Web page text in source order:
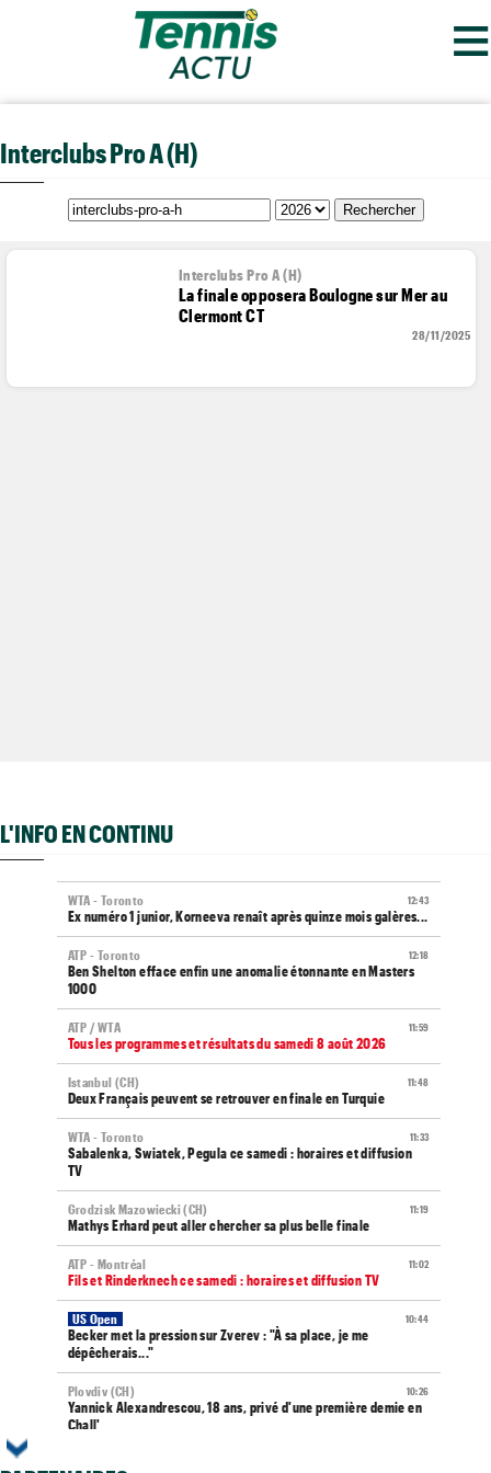
≡
Interclubs Pro A (H)
Interclubs Pro A (H)
La finale opposera Boulogne sur Mer au
Clermont CT
28/11/2025
L'INFO EN CONTINU
12:43
WTA - Toronto
Ex numéro 1 junior, Korneeva renaît après quinze mois galères...
12:18
ATP - Toronto
Ben Shelton efface enfin une anomalie étonnante en Masters
1000
11:59
ATP / WTA
Tous les programmes et résultats du samedi 8 août 2026
11:48
Istanbul (CH)
Deux Français peuvent se retrouver en finale en Turquie
11:33
WTA - Toronto
Sabalenka, Swiatek, Pegula ce samedi : horaires et diffusion
TV
11:19
Grodzisk Mazowiecki (CH)
Mathys Erhard peut aller chercher sa plus belle finale
11:02
ATP - Montréal
Fils et Rinderknech ce samedi : horaires et diffusion TV
10:44
US Open
Becker met la pression sur Zverev : "À sa place, je me
dépêcherais..."
10:26
Plovdiv (CH)
Yannick Alexandrescou, 18 ans, privé d'une première demie en
Chall'